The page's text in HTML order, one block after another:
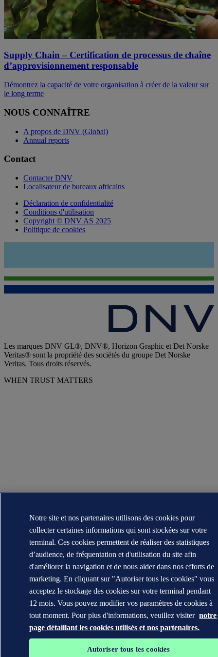
Supply Chain – Certification de processus de chaîne
d’approvisionnement responsable
Démontrez la capacité de votre organisation à créer de la valeur sur
le long terme
NOUS CONNAÎTRE
A propos de DNV (Global)
Annual reports
Contact
Contacter DNV
Localisateur de bureaux africains
Déclaration de confidentialité
Conditions d'utilisation
Copyright © DNV AS 2025
Politique de cookies
Les marques DNV GL®, DNV®, Horizon Graphic et Det Norske
Veritas® sont la propriété des sociétés du groupe Det Norske
Veritas. Tous droits réservés.
WHEN TRUST MATTERS
Notre site et nos partenaires utilisons des cookies pour
collecter certaines informations qui sont stockées sur votre
terminal. Ces cookies permettent de réaliser des statistiques
d’audience, de fréquentation et d'utilisation du site afin
d'améliorer la navigation et de nous aider dans nos efforts de
marketing. En cliquant sur "Autoriser tous les cookies" vous
acceptez le stockage des cookies sur votre terminal pendant
12 mois. Vous pouvez modifier vos paramètres de cookies à
tout moment. Pour plus d'informations, veuillez visiter notre
page détaillant les cookies utilisés et nos partenaires.
Autoriser tous les cookies